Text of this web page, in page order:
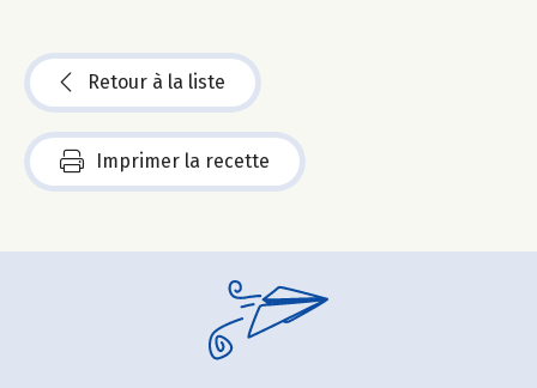
Retour à la liste
Imprimer la recette